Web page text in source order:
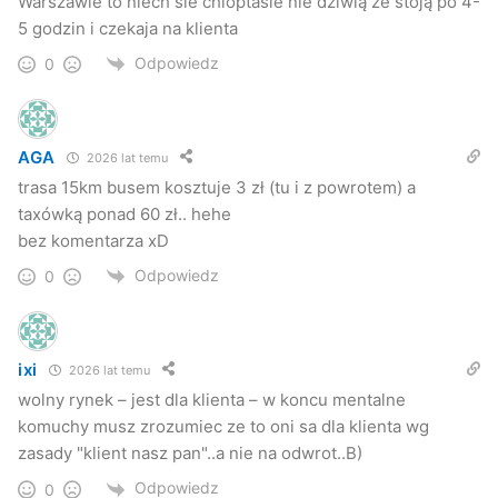
wprowadzenie ograniczeń na rok 2010 w wydawaniu
nowych licencji na wykonywanie transportu drogowego
taksówką osobową– czytamy w piśmie do burmistrz Jasła.
Na takie stanowisko Federacji taksówkarze odpowiadają
krótko:
–Rynek już dawno zweryfikował, bo kiedyś było 140
taksówek, dzisiaj jest dwadzieściaparę i nie ma co robić.
Wystarczy popatrzeć ile osób ma własne auto a ile osób
Sami swoi?
Taksówkarze, to dość zamknięte środowisko, w którym
każdy się zna. Każda nowa osoba, to potencjalne ryzyko,
że znów będzie trzeba czekać cały dzień na jednego
5 godzin i czekaja na klienta
0 Odpowiedz
AGA 2026 lat temu
trasa 15km busem kosztuje 3 zł (tu i z powrotem) a
taxówką ponad 60 zł.. hehe
bez komentarza xD
0 Odpowiedz
ixi 2026 lat temu
wolny rynek – jest dla klienta – w koncu mentalne
komuchy musz zrozumiec ze to oni sa dla klienta wg
zasady "klient nasz pan"..a nie na odwrot..B)
0 Odpowiedz